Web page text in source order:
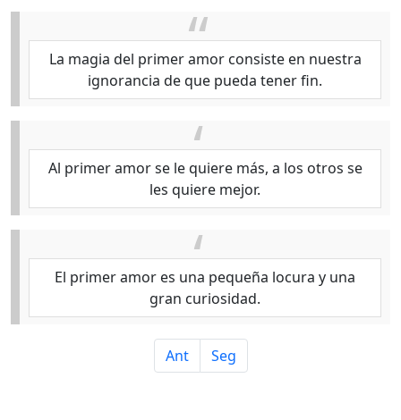
La magia del primer amor consiste en nuestra
ignorancia de que pueda tener fin.
Al primer amor se le quiere más, a los otros se
les quiere mejor.
El primer amor es una pequeña locura y una
gran curiosidad.
Ant Seg